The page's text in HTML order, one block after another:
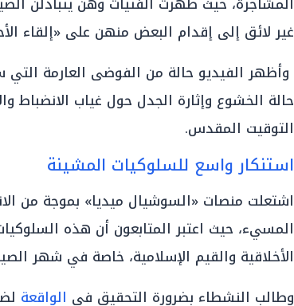
غير لائق إلى إقدام البعض منهن على «إلقاء
وأظهر الفيديو حالة من الفوضى العارمة
حالة الخشوع وإثارة الجدل حول غياب الانضباط
التوقيت المقدس.
استنكار واسع للسلوكيات المشينة
اشتعلت منصات «السوشيال ميديا» بموجة من
المسيء، حيث اعتبر المتابعون أن هذه
الأخلاقية والقيم الإسلامية، خاصة في شهر
وطالب النشطاء بضرورة التحقيق في الواقعة